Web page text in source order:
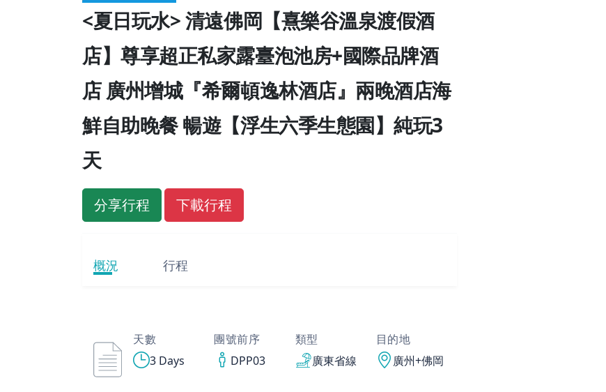
<夏日玩水> 清遠佛岡【熹樂谷溫泉渡假酒
店】尊享超正私家露臺泡池房+國際品牌酒
店 廣州增城『希爾頓逸林酒店』兩晚酒店海
鮮自助晚餐 暢遊【浮生六季生態園】純玩3
天
分享行程 下載行程
概況 行程
天數
3 Days
團號前序
DPP03
類型
廣東省線
目的地
廣州+佛岡